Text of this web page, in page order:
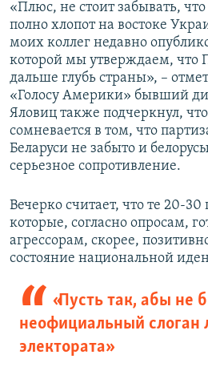
«Плюс, не стоит забывать,
полно хлопот на востоке
моих коллег недавно
которой мы утверждаем, что
дальше глубь страны», –
«Голосу Америки» бывший
Яловиц также подчеркнул,
сомневается в том, что
Беларуси не забыто и
серьезное сопротивление.
Вечерко считает, что те 20-30
которые, согласно опросам,
агрессорам, скорее,
состояние национальной
«Пусть так, абы не
неофициальный слоган
электората»